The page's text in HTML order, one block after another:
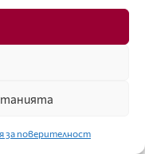
за поверителност